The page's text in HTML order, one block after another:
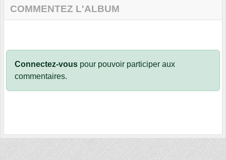
COMMENTEZ L'ALBUM
Connectez-vous pour pouvoir participer aux
commentaires.